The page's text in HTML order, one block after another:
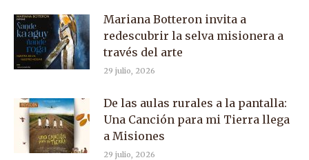
Mariana Botteron invita a
redescubrir la selva misionera a
través del arte
29 julio, 2026
De las aulas rurales a la pantalla:
Una Canción para mi Tierra llega
a Misiones
29 julio, 2026